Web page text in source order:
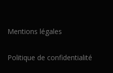
Mentions légales
Politique de confidentialité